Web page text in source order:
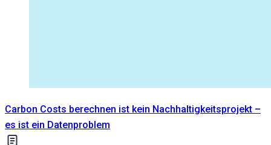
Carbon Costs berechnen ist kein Nachhaltigkeitsprojekt –
es ist ein Datenproblem